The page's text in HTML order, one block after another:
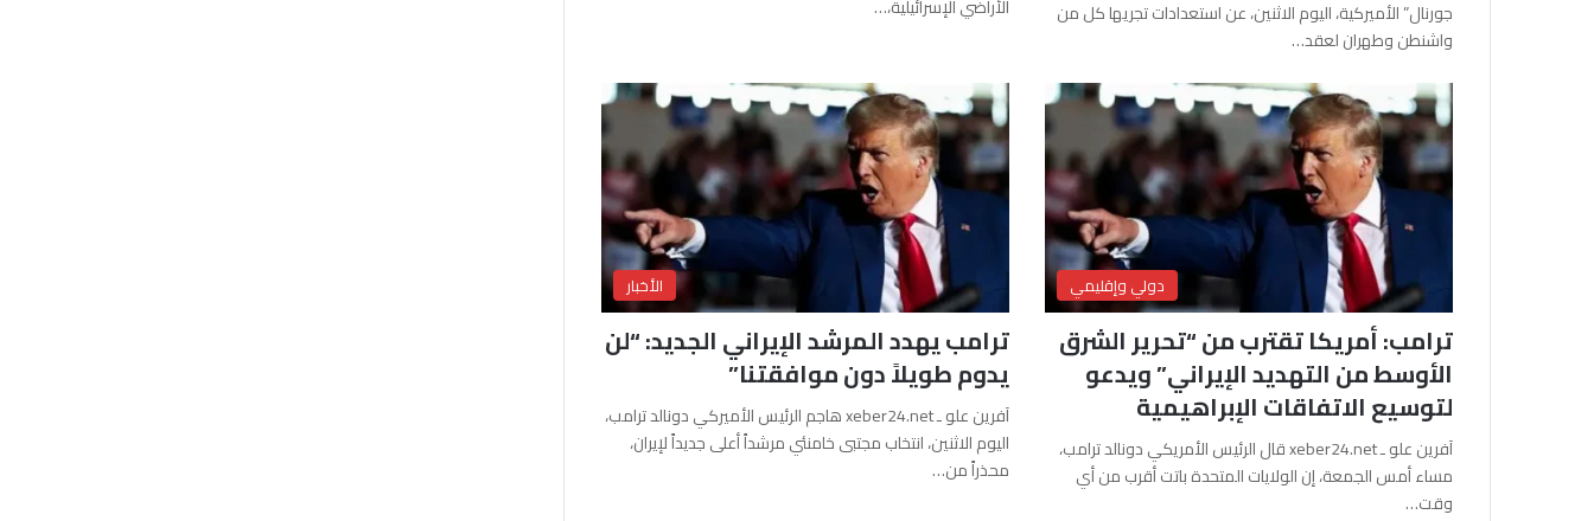
جورنال” الأميركية، اليوم الاثنين، عن استعدادات تجريها كل من
واشنطن وطهران لعقد…
الأراضي الإسرائيلية،…
دولي وإقليمي
ترامب: أمريكا تقترب من “تحرير الشرق
الأوسط من التهديد الإيراني” ويدعو
لتوسيع الاتفاقات الإبراهيمية
آفرين علو ـ xeber24.net قال الرئيس الأمريكي دونالد ترامب،
مساء أمس الجمعة، إن الولايات المتحدة باتت أقرب من أي
وقت…
الأخبار
ترامب يهدد المرشد الإيراني الجديد: “لن
يدوم طويلاً دون موافقتنا”
آفرين علو ـ xeber24.net هاجم الرئيس الأميركي دونالد ترامب،
اليوم الاثنين، انتخاب مجتبى خامنئي مرشداً أعلى جديداً لإيران،
محذراً من…